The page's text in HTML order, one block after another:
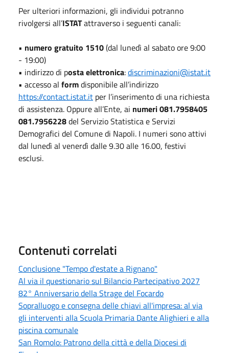
Per ulteriori informazioni, gli individui potranno
rivolgersi all’ISTATattraverso i seguenti canali:
• numero gratuito 1510(dal lunedì al sabato ore 9:00
- 19:00)
• indirizzo di posta elettronica:discriminazioni@istat.it
• accesso al formdisponibile all’indirizzo
https://contact.istat.it per l’inserimento di una richiesta
di assistenza. Oppure all’Ente, ai numeri 081.7958405
081.7956228del Servizio Statistica e Servizi
Demografici del Comune di Napoli. I numeri sono attivi
dal lunedì al venerdì dalle 9.30 alle 16.00, festivi
esclusi.
Contenuti correlati
Conclusione "Tempo d'estate a Rignano"
Al via il questionario sul Bilancio Partecipativo 2027
82° Anniversario della Strage del Focardo
Sopralluogo e consegna delle chiavi all'impresa: al via
gli interventi alla Scuola Primaria Dante Alighieri e alla
piscina comunale
San Romolo: Patrono della città e della Diocesi di